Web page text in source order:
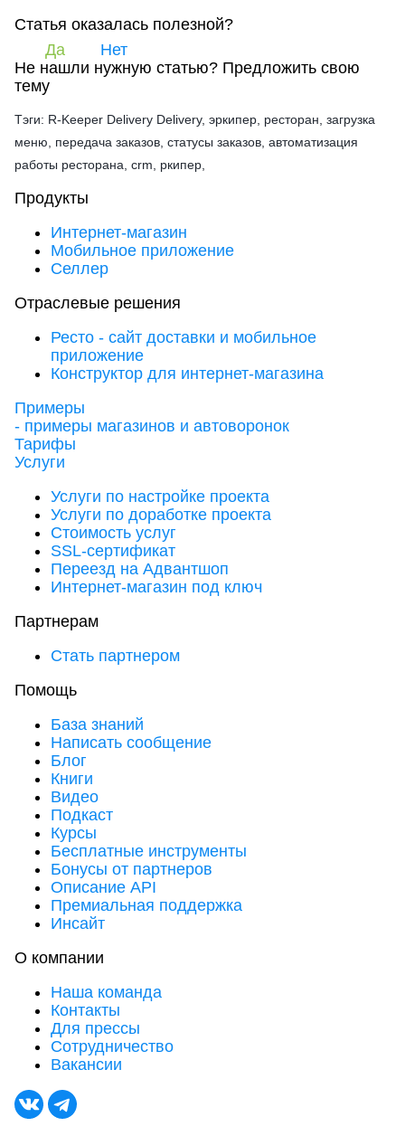
Статья оказалась полезной?
Да
Нет
Не нашли нужную статью? Предложить свою
тему
Тэги: R-Keeper Delivery Delivery, эркипер, ресторан, загрузка
меню, передача заказов, статусы заказов, автоматизация
работы ресторана, crm, ркипер,
Продукты
Интернет-магазин
Мобильное приложение
Селлер
Отраслевые решения
Ресто - сайт доставки и мобильное
приложение
Конструктор для интернет-магазина
Примеры
- примеры магазинов и автоворонок
Тарифы
Услуги
Услуги по настройке проекта
Услуги по доработке проекта
Стоимость услуг
SSL-сертификат
Переезд на Адвантшоп
Интернет-магазин под ключ
Партнерам
Стать партнером
Помощь
База знаний
Написать сообщение
Блог
Книги
Видео
Подкаст
Курсы
Бесплатные инструменты
Бонусы от партнеров
Описание API
Премиальная поддержка
Инсайт
О компании
Наша команда
Контакты
Для прессы
Сотрудничество
Вакансии